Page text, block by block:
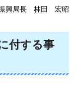
興局長 林田 宏昭
付する事